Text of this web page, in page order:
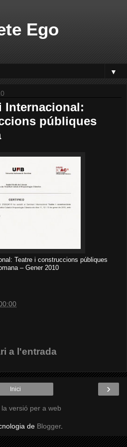
Ego
▼
Internacional:
públiques
Teatre i construccions públiques
– Gener 2010
a l'entrada
›
Inici
versió per a web
de Blogger.